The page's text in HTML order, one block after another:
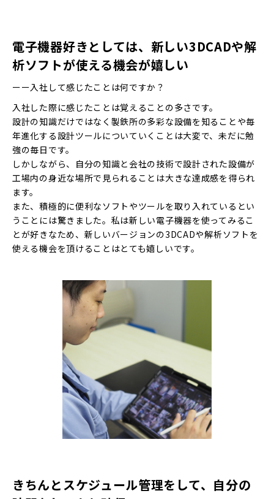
電子機器好きとしては、新しい3DCADや解
析ソフトが使える機会が嬉しい
ーー入社して感じたことは何ですか？
入社した際に感じたことは覚えることの多さです。
設計の知識だけではなく製鉄所の多彩な設備を知ることや毎
年進化する設計ツールについていくことは大変で、未だに勉
強の毎日です。
しかしながら、自分の知識と会社の技術で設計された設備が
工場内の身近な場所で見られることは大きな達成感を得られ
ます。
また、積極的に便利なソフトやツールを取り入れているとい
うことには驚きました。私は新しい電子機器を使ってみるこ
とが好きなため、新しいバージョンの3DCADや解析ソフトを
使える機会を頂けることはとても嬉しいです。
きちんとスケジュール管理をして、自分の